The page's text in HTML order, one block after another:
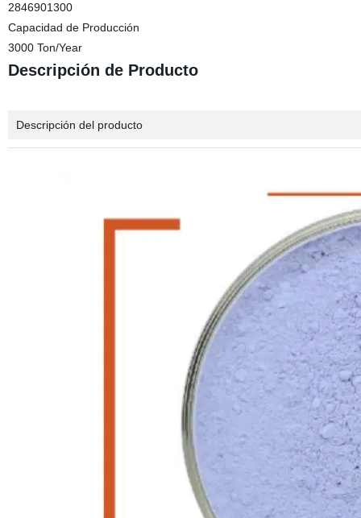
2846901300
Capacidad de Producción
3000 Ton/Year
Descripción de Producto
Descripción del producto